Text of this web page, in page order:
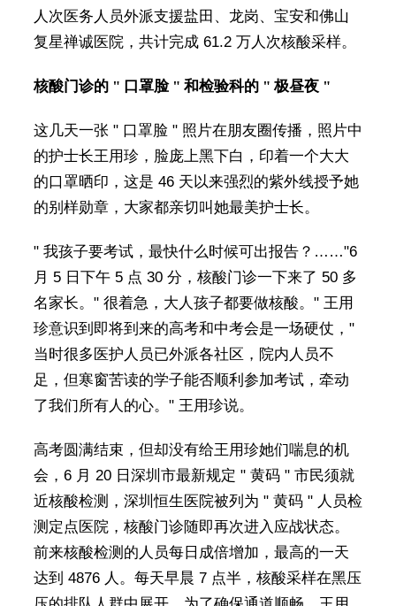
人次医务人员外派支援盐田、龙岗、宝安和佛山
复星禅诚医院，共计完成 61.2 万人次核酸采样。
核酸门诊的 " 口罩脸 " 和检验科的 " 极昼夜 "
这几天一张 " 口罩脸 " 照片在朋友圈传播，照片中
的护士长王用珍，脸庞上黑下白，印着一个大大
的口罩晒印，这是 46 天以来强烈的紫外线授予她
的别样勋章，大家都亲切叫她最美护士长。
" 我孩子要考试，最快什么时候可出报告？……"6
月 5 日下午 5 点 30 分，核酸门诊一下来了 50 多
名家长。" 很着急，大人孩子都要做核酸。" 王用
珍意识到即将到来的高考和中考会是一场硬仗，"
当时很多医护人员已外派各社区，院内人员不
足，但寒窗苦读的学子能否顺利参加考试，牵动
了我们所有人的心。" 王用珍说。
高考圆满结束，但却没有给王用珍她们喘息的机
会，6 月 20 日深圳市最新规定 " 黄码 " 市民须就
近核酸检测，深圳恒生医院被列为 " 黄码 " 人员检
测定点医院，核酸门诊随即再次进入应战状态。
前来核酸检测的人员每日成倍增加，最高的一天
达到 4876 人。每天早晨 7 点半，核酸采样在黑压